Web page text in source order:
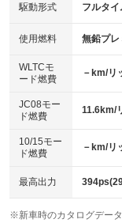
USB入力端子
：装備あり
100V電源
：装備なし
センターデフロック
：装備なし
電動格納ミラー
：装備なし
HID(キセノンライト)
：装備なし
バックカメラ
：装備あり
エアロ
：装備なし
：装備なし
パワーシート
ベンチシート
：装備なし
チップアップシート
：装備なし
：装備なし
駆動形式 フルタ
使用燃料 無鉛プレ
WLTCモ
ード燃費
－km/リ
JC08モー
ド燃費
11.6km/
10/15モー
ド燃費
－km/リ
最高出力
※新車時のカタログデー